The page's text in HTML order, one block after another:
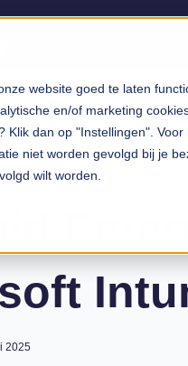
website goed te laten
en/of marketing
Klik dan op "Instellingen".
niet worden gevolgd bij je
wilt worden.
2025